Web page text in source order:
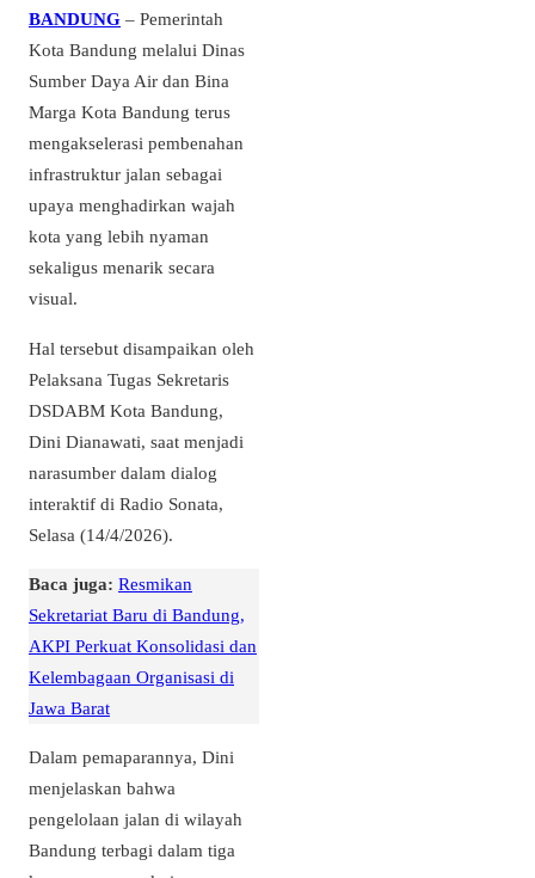
BANDUNG – Pemerintah
Kota Bandung melalui Dinas
Sumber Daya Air dan Bina
Marga Kota Bandung terus
mengakselerasi pembenahan
infrastruktur jalan sebagai
upaya menghadirkan wajah
kota yang lebih nyaman
sekaligus menarik secara
visual.
Hal tersebut disampaikan oleh
Pelaksana Tugas Sekretaris
DSDABM Kota Bandung,
Dini Dianawati, saat menjadi
narasumber dalam dialog
interaktif di Radio Sonata,
Selasa (14/4/2026).
Baca juga: Resmikan
Sekretariat Baru di Bandung,
AKPI Perkuat Konsolidasi dan
Kelembagaan Organisasi di
Jawa Barat
Dalam pemaparannya, Dini
menjelaskan bahwa
pengelolaan jalan di wilayah
Bandung terbagi dalam tiga